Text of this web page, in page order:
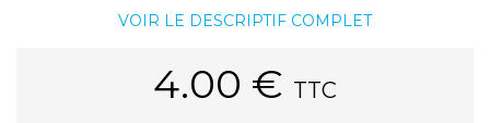
VOIR LE DESCRIPTIF COMPLET
4.00 € TTC